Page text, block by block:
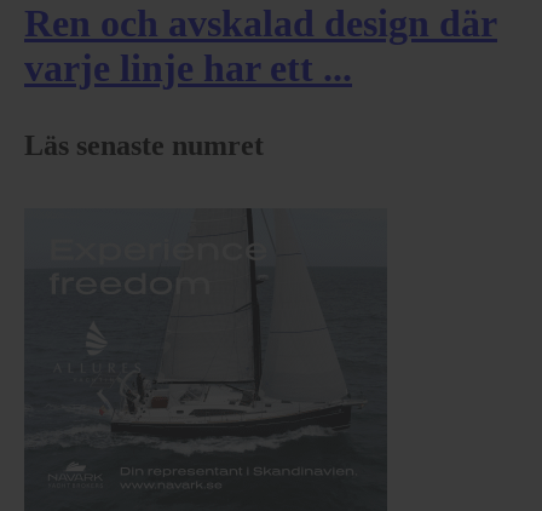
Ren och avskalad design där
varje linje har ett ...
Läs senaste numret